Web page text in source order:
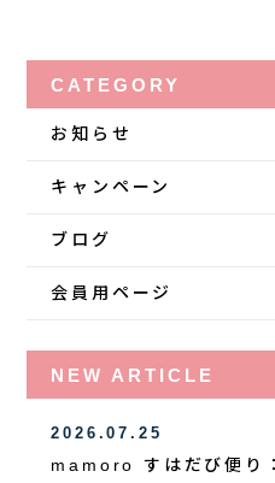
CATEGORY
お知らせ
キャンペーン
ブログ
会員用ページ
NEW ARTICLE
2026.07.25
mamoro すはだび便り